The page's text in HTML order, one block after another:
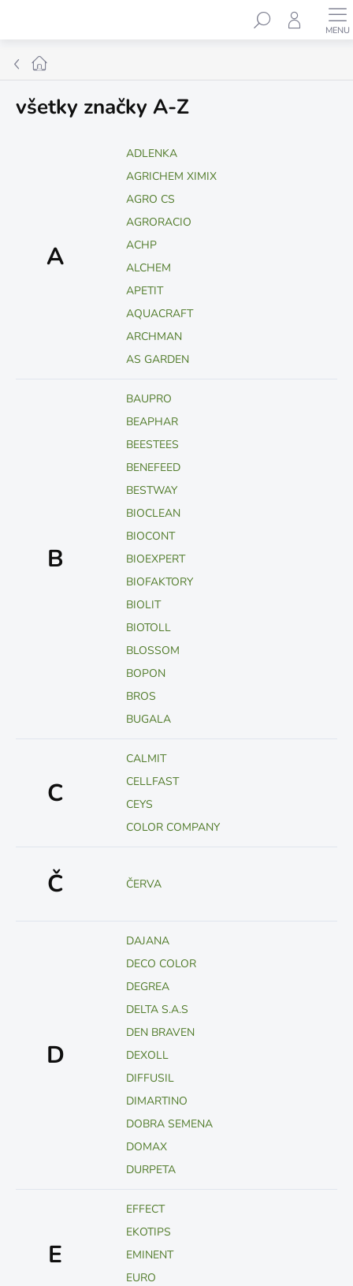
obsah
Hľadať
Domov
všetky značky A-Z
A
ADLENKA
AGRICHEM XIMIX
AGRO CS
AGRORACIO
ACHP
ALCHEM
APETIT
AQUACRAFT
ARCHMAN
AS GARDEN
B
BAUPRO
BEAPHAR
BEESTEES
BENEFEED
BESTWAY
BIOCLEAN
BIOCONT
BIOEXPERT
BIOFAKTORY
BIOLIT
BIOTOLL
BLOSSOM
BOPON
BROS
BUGALA
C
CALMIT
CELLFAST
CEYS
COLOR COMPANY
Č ČERVA
D
DAJANA
DECO COLOR
DEGREA
DELTA S.A.S
DEN BRAVEN
DEXOLL
DIFFUSIL
DIMARTINO
DOBRA SEMENA
DOMAX
DURPETA
E
EFFECT
EKOTIPS
EMINENT
EURO